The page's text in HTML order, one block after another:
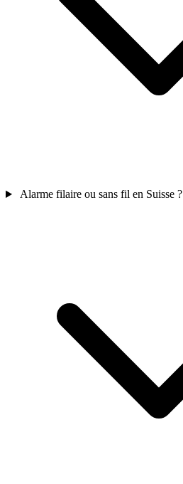
Alarme filaire ou sans fil en Suisse ?